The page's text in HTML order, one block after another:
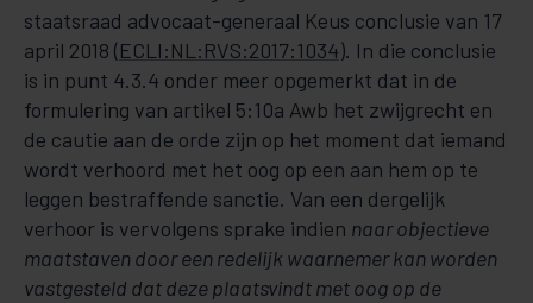
staatsraad advocaat-generaal Keus conclusie van 17
april 2018 (ECLI:NL:RVS:2017:1034). In die conclusie
is in punt 4.3.4 onder meer opgemerkt dat in de
formulering van artikel 5:10a Awb het zwijgrecht en
de cautie aan de orde zijn op het moment dat iemand
wordt verhoord met het oog op een aan hem op te
leggen bestraffende sanctie. Van een dergelijk
verhoor is vervolgens sprake indien naar objectieve
maatstaven door een redelijk waarnemer kan worden
vastgesteld dat deze plaatsvindt met oog op de